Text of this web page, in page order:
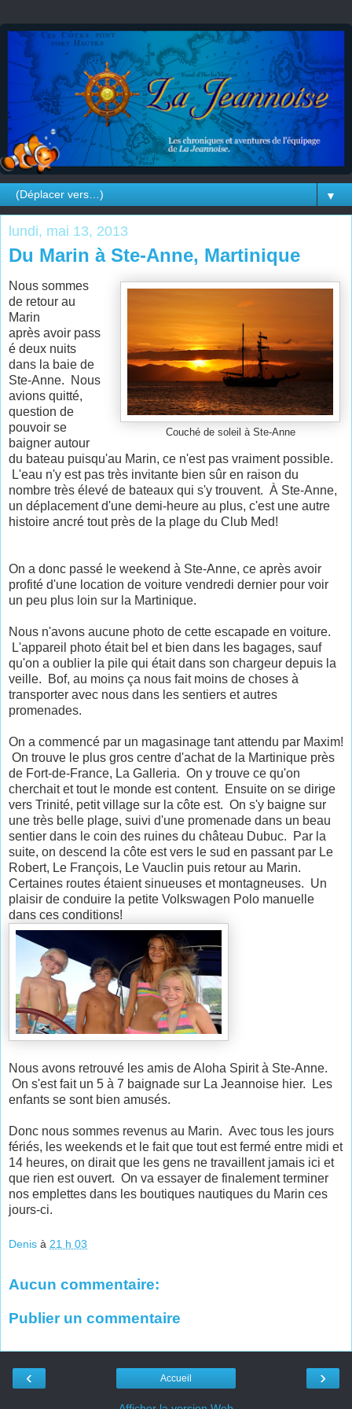
▼
lundi, mai 13, 2013
Du Marin à Ste-Anne, Martinique
Couché de soleil à Ste-Anne
Nous sommes
de retour au
Marin
après avoir pass
é deux nuits
dans la baie de
Ste-Anne. Nous
avions quitté,
question de
pouvoir se
baigner autour
du bateau puisqu'au Marin, ce n'est pas vraiment possible.
L'eau n'y est pas très invitante bien sûr en raison du
nombre très élevé de bateaux qui s'y trouvent. À Ste-Anne,
un déplacement d'une demi-heure au plus, c'est une autre
histoire ancré tout près de la plage du Club Med!
On a donc passé le weekend à Ste-Anne, ce après avoir
profité d'une location de voiture vendredi dernier pour voir
un peu plus loin sur la Martinique.
Nous n'avons aucune photo de cette escapade en voiture.
L'appareil photo était bel et bien dans les bagages, sauf
qu'on a oublier la pile qui était dans son chargeur depuis la
veille. Bof, au moins ça nous fait moins de choses à
transporter avec nous dans les sentiers et autres
promenades.
On a commencé par un magasinage tant attendu par Maxim!
On trouve le plus gros centre d'achat de la Martinique près
de Fort-de-France, La Galleria. On y trouve ce qu'on
cherchait et tout le monde est content. Ensuite on se dirige
vers Trinité, petit village sur la côte est. On s'y baigne sur
une très belle plage, suivi d'une promenade dans un beau
sentier dans le coin des ruines du château Dubuc. Par la
suite, on descend la côte est vers le sud en passant par Le
Robert, Le François, Le Vauclin puis retour au Marin.
Certaines routes étaient sinueuses et montagneuses. Un
plaisir de conduire la petite Volkswagen Polo manuelle
dans ces conditions!
Nous avons retrouvé les amis de Aloha Spirit à Ste-Anne.
On s'est fait un 5 à 7 baignade sur La Jeannoise hier. Les
enfants se sont bien amusés.
Donc nous sommes revenus au Marin. Avec tous les jours
fériés, les weekends et le fait que tout est fermé entre midi et
14 heures, on dirait que les gens ne travaillent jamais ici et
que rien est ouvert. On va essayer de finalement terminer
nos emplettes dans les boutiques nautiques du Marin ces
jours-ci.
Denis à 21 h 03
Aucun commentaire:
Publier un commentaire
‹ ›
Accueil